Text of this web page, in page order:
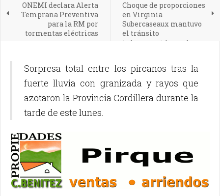
ONEMI declara Alerta
Temprana Preventiva
para la RM por
tormentas eléctricas
Choque de proporciones
en Virginia
Subercaseaux mantuvo
el tránsito
interrumpido por horas
Sorpresa total entre los pircanos tras la
fuerte lluvia con granizada y rayos que
azotaron la Provincia Cordillera durante la
tarde de este lunes.